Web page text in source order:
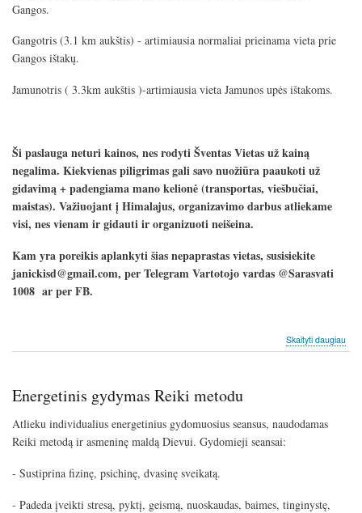
Gangos.
Gangotris (3.1 km aukštis) - artimiausia normaliai prieinama vieta prie
Gangos ištakų.
Jamunotris ( 3.3km aukštis )-artimiausia vieta Jamunos upės ištakoms.
Ši paslauga neturi kainos, nes rodyti Šventas Vietas už kainą
negalima. Kiekvienas piligrimas gali savo nuožiūra paaukoti už
gidavimą + padengiama mano kelionė (transportas, viešbučiai,
maistas). Važiuojant į Himalajus, organizavimo darbus atliekame
visi, nes vienam ir gidauti ir organizuoti neišeina.
Kam yra poreikis aplankyti šias nepaprastas vietas, susisiekite
janickisd@gmail.com, per Telegram Vartotojo vardas @Sarasvati
1008 ar per FB.
Skaityti daugiauapie
Energetinis gydymas Reiki metodu
Atlieku individualius energetinius gydomuosius seansus, naudodamas
Reiki metodą ir asmeninę maldą Dievui. Gydomieji seansai:
- Sustiprina fizinę, psichinę, dvasinę sveikatą.
- Padeda įveikti stresą, pyktį, geismą, nuoskaudas, baimes, tinginystę,